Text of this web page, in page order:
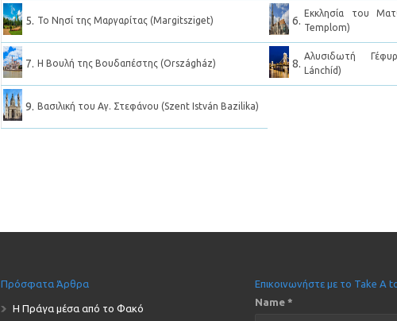
5. Το Νησί της Μαργαρίτας (Margitsziget) 6.
Εκκλησία του
Templom)
7. Η Βουλή της Βουδαπέστης (Országház) 8.
Αλυσιδωτή
Lánchíd)
9. Βασιλική του Αγ. Στεφάνου (Szent István Bazilika)
Πρόσφατα Άρθρα
Η Πράγα μέσα από το Φακό
Επικοινωνήστε με το Take A
Name *